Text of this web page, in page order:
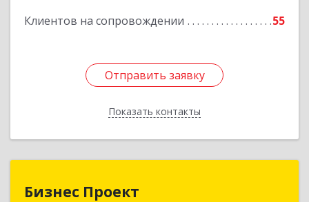
Клиентов на сопровождении 55
Отправить заявку
Показать контакты
Отправить заявку
Назад
Бизнес Проект